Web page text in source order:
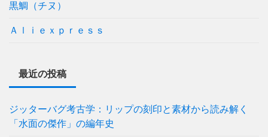
黒鯛（チヌ）
Ａｌｉｅｘｐｒｅｓｓ
最近の投稿
ジッターバグ考古学：リップの刻印と素材から読み解く
「水面の傑作」の編年史